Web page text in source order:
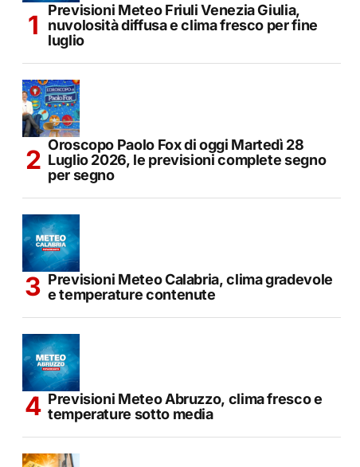
Previsioni Meteo Friuli Venezia Giulia,
nuvolosità diffusa e clima fresco per fine
luglio
Oroscopo Paolo Fox di oggi Martedì 28
Luglio 2026, le previsioni complete segno
per segno
Previsioni Meteo Calabria, clima gradevole
e temperature contenute
Previsioni Meteo Abruzzo, clima fresco e
temperature sotto media